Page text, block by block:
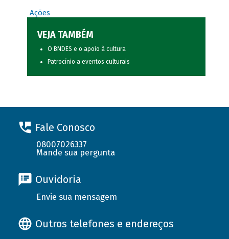
Ações
VEJA TAMBÉM
O BNDES e o apoio à cultura
Patrocínio a eventos culturais
Fale Conosco
08007026337
Mande sua pergunta
Ouvidoria
Envie sua mensagem
Outros telefones e endereços